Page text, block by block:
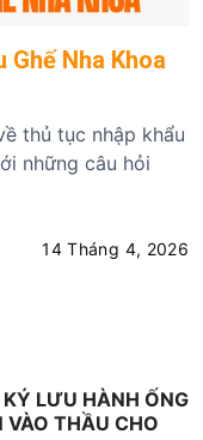
Ghế Nha Khoa
thủ tục nhập khẩu
những câu hỏi
14 Tháng 4, 2026
LƯU HÀNH ỐNG
VÀO THẦU CHO